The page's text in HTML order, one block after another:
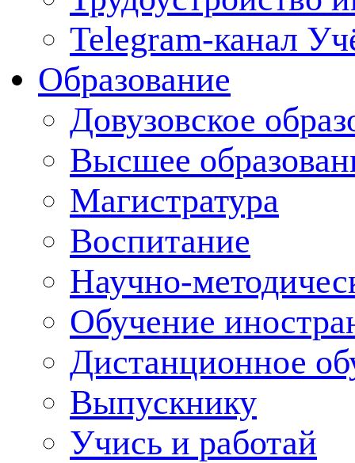
Telegram-канал
Образование
Довузовское
Высшее
Магистратура
Воспитание
Научно-
Обучение
Дистанционное
Выпускнику
Учись и работай